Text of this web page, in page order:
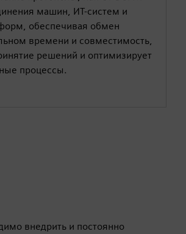
машин, ИТ-систем и
обеспечивая обмен
времени и совместимость,
решений и оптимизирует
процессы.
внедрить и постоянно